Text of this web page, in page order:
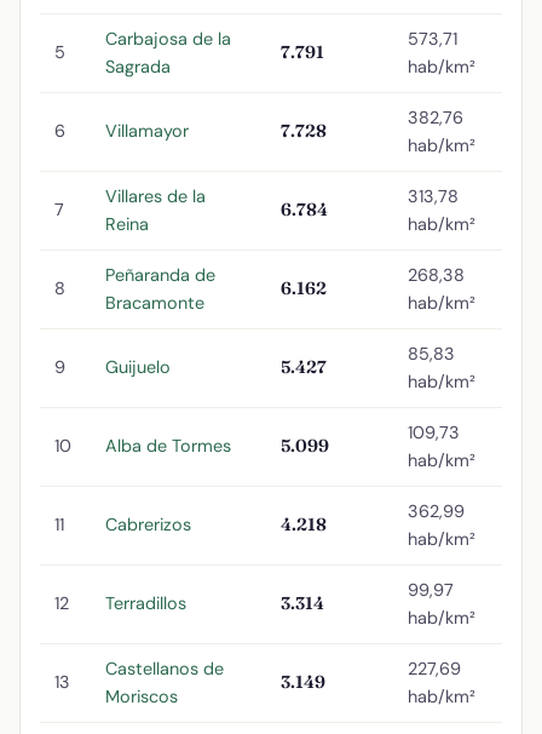
5
Carbajosa de la
Sagrada
7.791
573,71
hab/km²
6 Villamayor 7.728
382,76
hab/km²
7
Villares de la
Reina
6.784
313,78
hab/km²
8
Peñaranda de
Bracamonte
6.162
268,38
hab/km²
9 Guijuelo 5.427
85,83
hab/km²
10 Alba de Tormes 5.099
109,73
hab/km²
11 Cabrerizos 4.218
362,99
hab/km²
12 Terradillos 3.314
99,97
hab/km²
13
Castellanos de
Moriscos
3.149
227,69
hab/km²